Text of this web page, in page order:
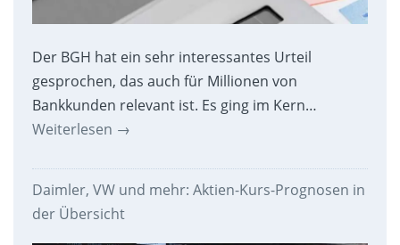
Der BGH hat ein sehr interessantes Urteil
gesprochen, das auch für Millionen von
Bankkunden relevant ist. Es ging im Kern…
Weiterlesen →
Daimler, VW und mehr: Aktien-Kurs-Prognosen in
der Übersicht